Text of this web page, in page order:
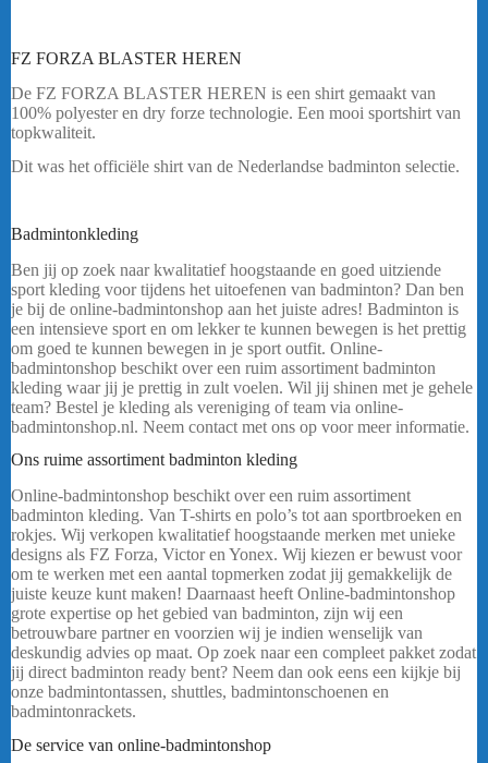
FZ FORZA BLASTER HEREN
De FZ FORZA BLASTER HEREN is een shirt gemaakt van
100% polyester en dry forze technologie. Een mooi sportshirt van
topkwaliteit.
Dit was het officiële shirt van de Nederlandse badminton selectie.
Badmintonkleding
Ben jij op zoek naar kwalitatief hoogstaande en goed uitziende
sport kleding voor tijdens het uitoefenen van badminton? Dan ben
je bij de online-badmintonshop aan het juiste adres! Badminton is
een intensieve sport en om lekker te kunnen bewegen is het prettig
om goed te kunnen bewegen in je sport outfit. Online-
badmintonshop beschikt over een ruim assortiment badminton
kleding waar jij je prettig in zult voelen. Wil jij shinen met je gehele
team? Bestel je kleding als vereniging of team via online-
badmintonshop.nl. Neem contact met ons op voor meer informatie.
Ons ruime assortiment badminton kleding
Online-badmintonshop beschikt over een ruim assortiment
badminton kleding. Van T-shirts en polo’s tot aan sportbroeken en
rokjes. Wij verkopen kwalitatief hoogstaande merken met unieke
designs als FZ Forza, Victor en Yonex. Wij kiezen er bewust voor
om te werken met een aantal topmerken zodat jij gemakkelijk de
juiste keuze kunt maken! Daarnaast heeft Online-badmintonshop
grote expertise op het gebied van badminton, zijn wij een
betrouwbare partner en voorzien wij je indien wenselijk van
deskundig advies op maat. Op zoek naar een compleet pakket zodat
jij direct badminton ready bent? Neem dan ook eens een kijkje bij
onze badmintontassen, shuttles, badmintonschoenen en
badmintonrackets.
De service van online-badmintonshop